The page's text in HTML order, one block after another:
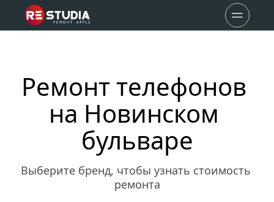
Ремонт телефонов
на Новинском
бульваре
Выберите бренд, чтобы узнать стоимость
ремонта